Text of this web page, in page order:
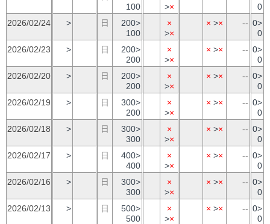
100
>×
0
2026/02/24
> 日
200>
100
×
>×
× >× -- 0>
0
2026/02/23
> 日
200>
200
×
>×
× >× -- 0>
0
2026/02/20
> 日
200>
200
×
>×
× >× -- 0>
0
2026/02/19
> 日
300>
200
×
>×
× >× -- 0>
0
2026/02/18
> 日
300>
300
×
>×
× >× -- 0>
0
2026/02/17
> 日
400>
400
×
>×
× >× -- 0>
0
2026/02/16
> 日
300>
300
×
>×
× >× -- 0>
0
2026/02/13
> 日
500>
500
×
>×
× >× -- 0>
0